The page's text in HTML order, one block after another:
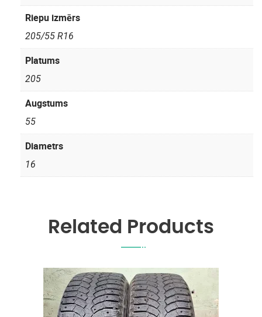
Riepu izmērs
205/55 R16
Platums
205
Augstums
55
Diametrs
16
Related Products